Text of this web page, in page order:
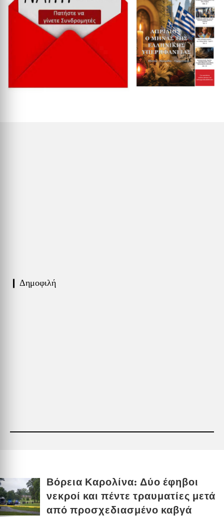
❙ Δημοφιλή
Βόρεια Καρολίνα: Δύο έφηβοι
νεκροί και πέντε τραυματίες μετά
από προσχεδιασμένο καβγά